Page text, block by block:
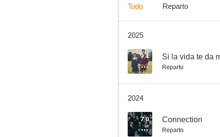
--
Todo Reparto
2025
9.4 Si la vida te da
Reparto
2024
7.0 Connection
Reparto